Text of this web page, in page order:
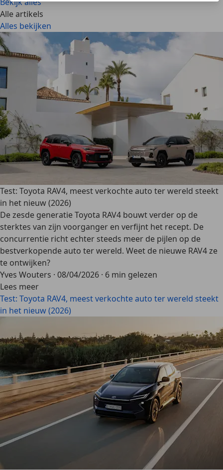
Alle artikels
Alles bekijken
Test: Toyota RAV4, meest verkochte auto ter wereld steekt
in het nieuw (2026)
De zesde generatie Toyota RAV4 bouwt verder op de
sterktes van zijn voorganger en verfijnt het recept. De
concurrentie richt echter steeds meer de pijlen op de
bestverkopende auto ter wereld. Weet de nieuwe RAV4 ze
te ontwijken?
Yves Wouters · 08/04/2026 · 6 min gelezen
Lees meer
Test: Toyota RAV4, meest verkochte auto ter wereld steekt
in het nieuw (2026)